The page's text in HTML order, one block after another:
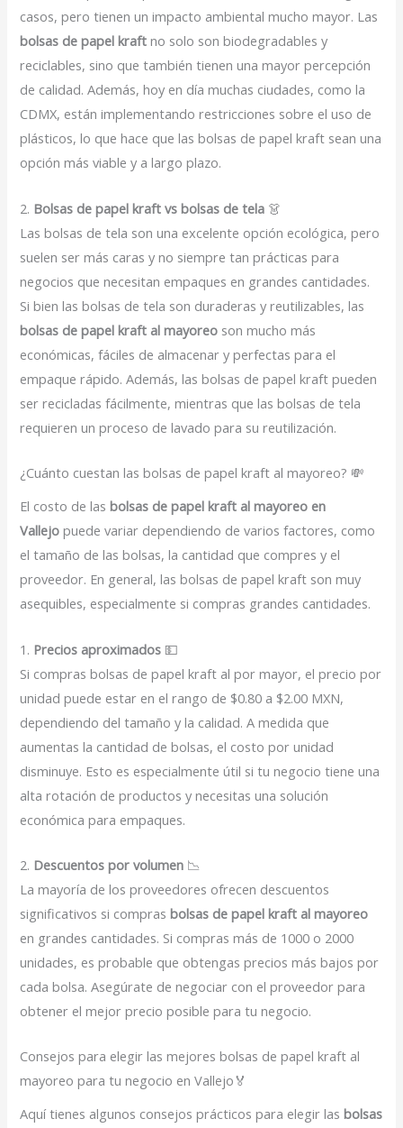
casos, pero tienen un impacto ambiental mucho mayor. Las
bolsas de papel kraft no solo son biodegradables y
reciclables, sino que también tienen una mayor percepción
de calidad. Además, hoy en día muchas ciudades, como la
CDMX, están implementando restricciones sobre el uso de
plásticos, lo que hace que las bolsas de papel kraft sean una
opción más viable y a largo plazo.
2. Bolsas de papel kraft vs bolsas de tela 👗
Las bolsas de tela son una excelente opción ecológica, pero
suelen ser más caras y no siempre tan prácticas para
negocios que necesitan empaques en grandes cantidades.
Si bien las bolsas de tela son duraderas y reutilizables, las
bolsas de papel kraft al mayoreo son mucho más
económicas, fáciles de almacenar y perfectas para el
empaque rápido. Además, las bolsas de papel kraft pueden
ser recicladas fácilmente, mientras que las bolsas de tela
requieren un proceso de lavado para su reutilización.
¿Cuánto cuestan las bolsas de papel kraft al mayoreo? 💸
El costo de lasbolsas de papel kraft al mayoreo en
Vallejo puede variar dependiendo de varios factores, como
el tamaño de las bolsas, la cantidad que compres y el
proveedor. En general, las bolsas de papel kraft son muy
asequibles, especialmente si compras grandes cantidades.
1. Precios aproximados 💵
Si compras bolsas de papel kraft al por mayor, el precio por
unidad puede estar en el rango de $0.80 a $2.00 MXN,
dependiendo del tamaño y la calidad. A medida que
aumentas la cantidad de bolsas, el costo por unidad
disminuye. Esto es especialmente útil si tu negocio tiene una
alta rotación de productos y necesitas una solución
económica para empaques.
2. Descuentos por volumen 📉
La mayoría de los proveedores ofrecen descuentos
significativos si comprasbolsas de papel kraft al mayoreo
en grandes cantidades. Si compras más de 1000 o 2000
unidades, es probable que obtengas precios más bajos por
cada bolsa. Asegúrate de negociar con el proveedor para
obtener el mejor precio posible para tu negocio.
Consejos para elegir las mejores bolsas de papel kraft al
mayoreo para tu negocio en Vallejo🏅
Aquí tienes algunos consejos prácticos para elegir lasbolsas